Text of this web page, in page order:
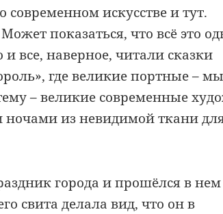
современном искусстве и тут.
показаться, что всё это
все, наверное, читали сказки
где великие портные – мы
– великие современные
ночами из невидимой ткани
города и прошёлся в нем
свита делала вид, что он в